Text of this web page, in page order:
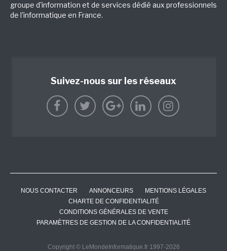
groupe d'information et de services dédié aux professionnels
de l'informatique en France.
Suivez-nous sur les réseaux
NOUS CONTACTER ANNONCEURS
MENTIONS LÉGALES
CHARTE DE CONFIDENTIALITÉ
CONDITIONS GÉNÉRALES DE VENTE
PARAMÈTRES DE GESTION DE LA CONFIDENTIALITÉ
Copyright © LeMondeInformatique.fr 1997-2026